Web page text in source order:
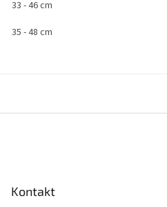
33 - 46 cm
35 - 48 cm
Kontakt